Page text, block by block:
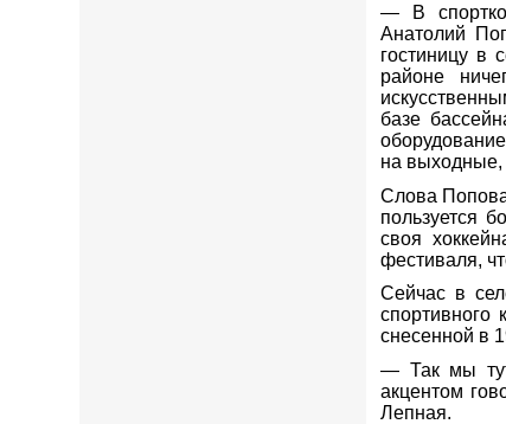
— В
Анатолий
гостиницу в
районе
базе
на выходные,
Слова
пользуется
своя
фестиваля,
Сейчас в
спортивного
снесенной в
— Так мы
акцентом
Лепная.